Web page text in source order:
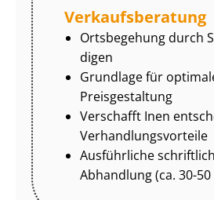
Ver­kaufs­be­ra­tung
Ortsbegehung durch
di­gen
Grundlage für
Preisgestaltung
Verschafft Inen
Ver­hand­lungs­vor­tei­le
Ausführliche
Abhandlung (ca. 30-50